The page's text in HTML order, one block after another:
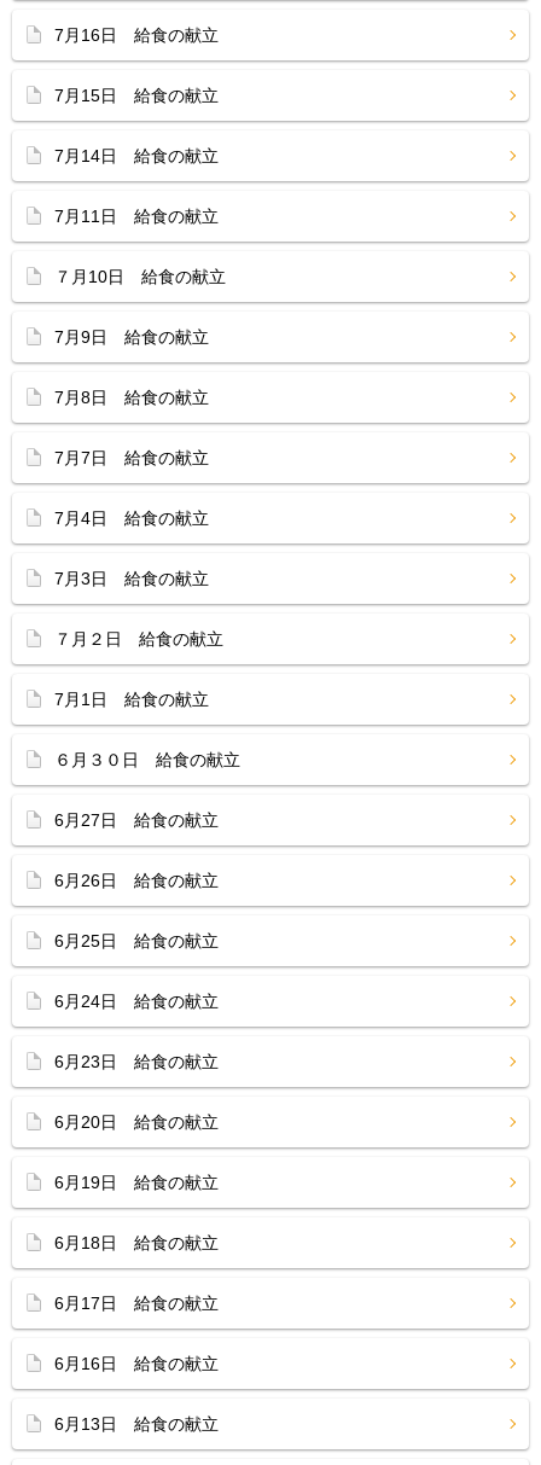
7月16日 給食の献立
7月15日 給食の献立
7月14日 給食の献立
7月11日 給食の献立
７月10日 給食の献立
7月9日 給食の献立
7月8日 給食の献立
7月7日 給食の献立
7月4日 給食の献立
7月3日 給食の献立
７月２日 給食の献立
7月1日 給食の献立
６月３０日 給食の献立
6月27日 給食の献立
6月26日 給食の献立
6月25日 給食の献立
6月24日 給食の献立
6月23日 給食の献立
6月20日 給食の献立
6月19日 給食の献立
6月18日 給食の献立
6月17日 給食の献立
6月16日 給食の献立
6月13日 給食の献立